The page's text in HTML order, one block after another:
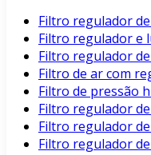
Filtro regulador
Filtro regulador e
Filtro regulador
Filtro de ar com
Filtro de pressão
Filtro regulador
Filtro regulador
Filtro regulador